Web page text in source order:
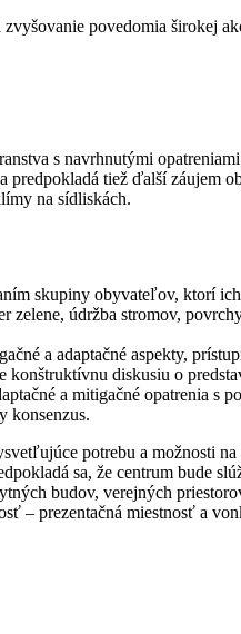
povedomia širokej
s navrhnutými
tiež ďalší záujem
na sídliskách.
skupiny obyvateľov, ktorí
zelene, údržba stromov,
a adaptačné aspekty,
diskusiu o
a mitigačné opatrenia
konsenzus.
potrebu a možnosti
sa, že centrum bude
budov, verejných
– prezentačná miestnosť a